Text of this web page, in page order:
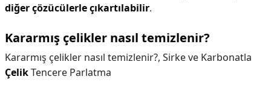
diğer çözücülerle çıkartılabilir.
Kararmış çelikler nasıl temizlenir?
Kararmış çelikler nasıl temizlenir?, Sirke ve Karbonatla
ÇelikTencere Parlatma